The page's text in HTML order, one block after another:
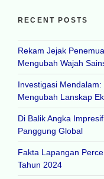
RECENT POSTS
Rekam Jejak
Mengubah Wajah
Investigasi
Mengubah Lanskap
Di Balik Angka
Panggung Global
Fakta Lapangan
Tahun 2024